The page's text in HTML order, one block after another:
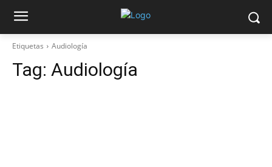
Etiquetas Audiología
Tag: Audiología